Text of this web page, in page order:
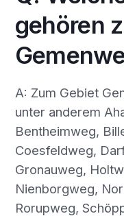
gehören
A: Zum Gebiet
unter anderem
Bentheimweg,
Coesfeldweg,
Gronauweg,
Nienborgweg,
Rorupweg,